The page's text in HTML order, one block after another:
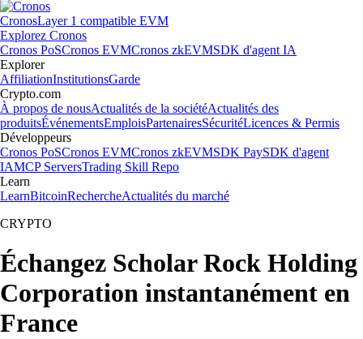
CronosLayer 1 compatible EVM
Explorez Cronos
Cronos PoSCronos EVMCronos zkEVMSDK d'agent IA
Explorer
AffiliationInstitutionsGarde
Crypto.com
À propos de nousActualités de la sociétéActualités des
produitsÉvénementsEmploisPartenairesSécuritéLicences & Permis
Développeurs
Cronos PoSCronos EVMCronos zkEVMSDK PaySDK d'agent
IAMCP ServersTrading Skill Repo
Learn
LearnBitcoinRechercheActualités du marché
CRYPTO
Échangez Scholar Rock Holding
Corporation instantanément en
France